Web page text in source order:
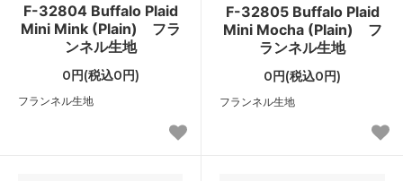
F-32804 Buffalo Plaid
Mini Mink (Plain) フラ
ンネル生地
0円(税込0円)
フランネル生地
F-32805 Buffalo Plaid
Mini Mocha (Plain) フ
ランネル生地
0円(税込0円)
フランネル生地